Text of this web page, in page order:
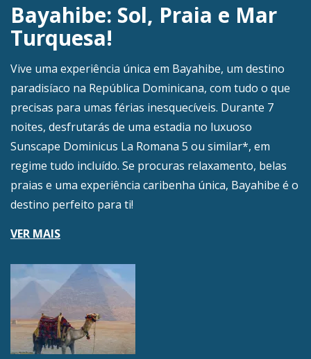
Bayahibe: Sol, Praia e Mar
Turquesa!
Vive uma experiência única em Bayahibe, um destino
paradisíaco na República Dominicana, com tudo o que
precisas para umas férias inesquecíveis. Durante 7
noites, desfrutarás de uma estadia no luxuoso
Sunscape Dominicus La Romana 5 ou similar*, em
regime tudo incluído. Se procuras relaxamento, belas
praias e uma experiência caribenha única, Bayahibe é o
destino perfeito para ti!
VER MAIS